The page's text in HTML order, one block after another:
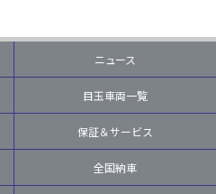
ニュース
目玉車両一覧
保証＆サービス
全国納車